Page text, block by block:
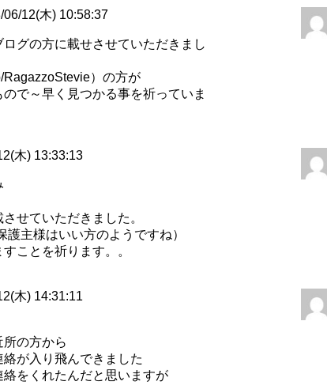
12(木) 10:58:37
グの方に載せさせていただきまし
RagazzoStevie）の方が
で～早く見つかる事を祈っていま
木) 13:33:13
せていただきました。
主様はいい方のようですね）
ことを祈ります。。
木) 14:31:11
の方から
が入り飛んできました
をくれたんだと思いますが